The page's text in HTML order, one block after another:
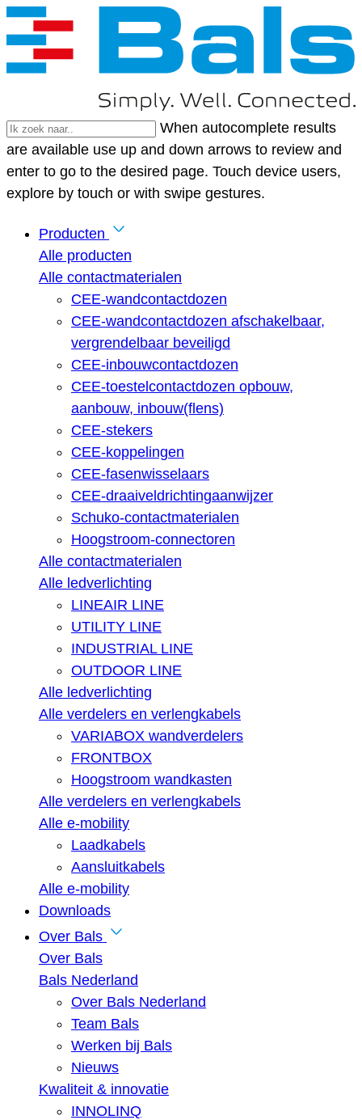
When autocomplete results
are available use up and down arrows to review and
enter to go to the desired page. Touch device users,
explore by touch or with swipe gestures.
Producten
Alle producten
Alle contactmaterialen
CEE-wandcontactdozen
CEE-wandcontactdozen afschakelbaar,
vergrendelbaar beveiligd
CEE-inbouwcontactdozen
CEE-toestelcontactdozen opbouw,
aanbouw, inbouw(flens)
CEE-stekers
CEE-koppelingen
CEE-fasenwisselaars
CEE-draaiveldrichtingaanwijzer
Schuko-contactmaterialen
Hoogstroom-connectoren
Alle contactmaterialen
Alle ledverlichting
LINEAIR LINE
UTILITY LINE
INDUSTRIAL LINE
OUTDOOR LINE
Alle ledverlichting
Alle verdelers en verlengkabels
VARIABOX wandverdelers
FRONTBOX
Hoogstroom wandkasten
Alle verdelers en verlengkabels
Alle e-mobility
Laadkabels
Aansluitkabels
Alle e-mobility
Downloads
Over Bals
Over Bals
Bals Nederland
Over Bals Nederland
Team Bals
Werken bij Bals
Nieuws
Kwaliteit & innovatie
INNOLINQ